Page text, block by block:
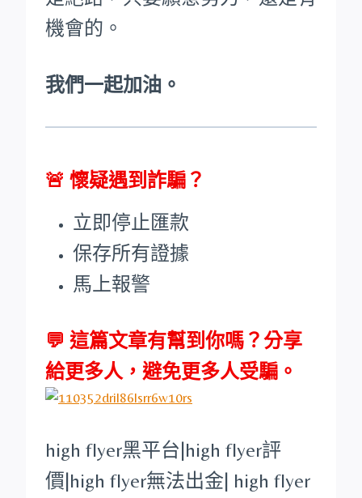
機會的。
我們一起加油。
🚨 懷疑遇到詐騙？
立即停止匯款
保存所有證據
馬上報警
💬 這篇文章有幫到你嗎？分享
給更多人，避免更多人受騙。
high flyer黑平台|high flyer評
價|high flyer無法出金| high flyer